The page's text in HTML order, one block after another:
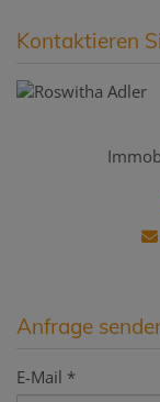
Kontaktieren
Anfrage
E-Mail